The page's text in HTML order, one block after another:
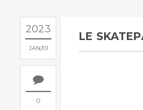
2023
JAN 01
0
LE